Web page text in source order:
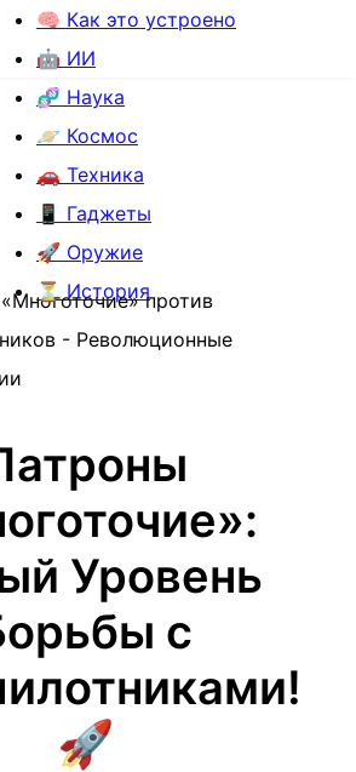
🧠 Как это устроено
🤖 ИИ
🧬 Наука
🪐 Космос
🚗 Техника
📱 Гаджеты
🚀 Оружие
⏳ Историяпротив
- Революционные
Уровень
с
🚀